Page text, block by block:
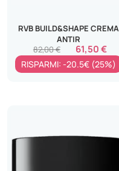
RVB BUILD&SHAPE CREMA
ANTIR
61,50 €
82,00 €
RISPARMI: -20.5€ (25%)